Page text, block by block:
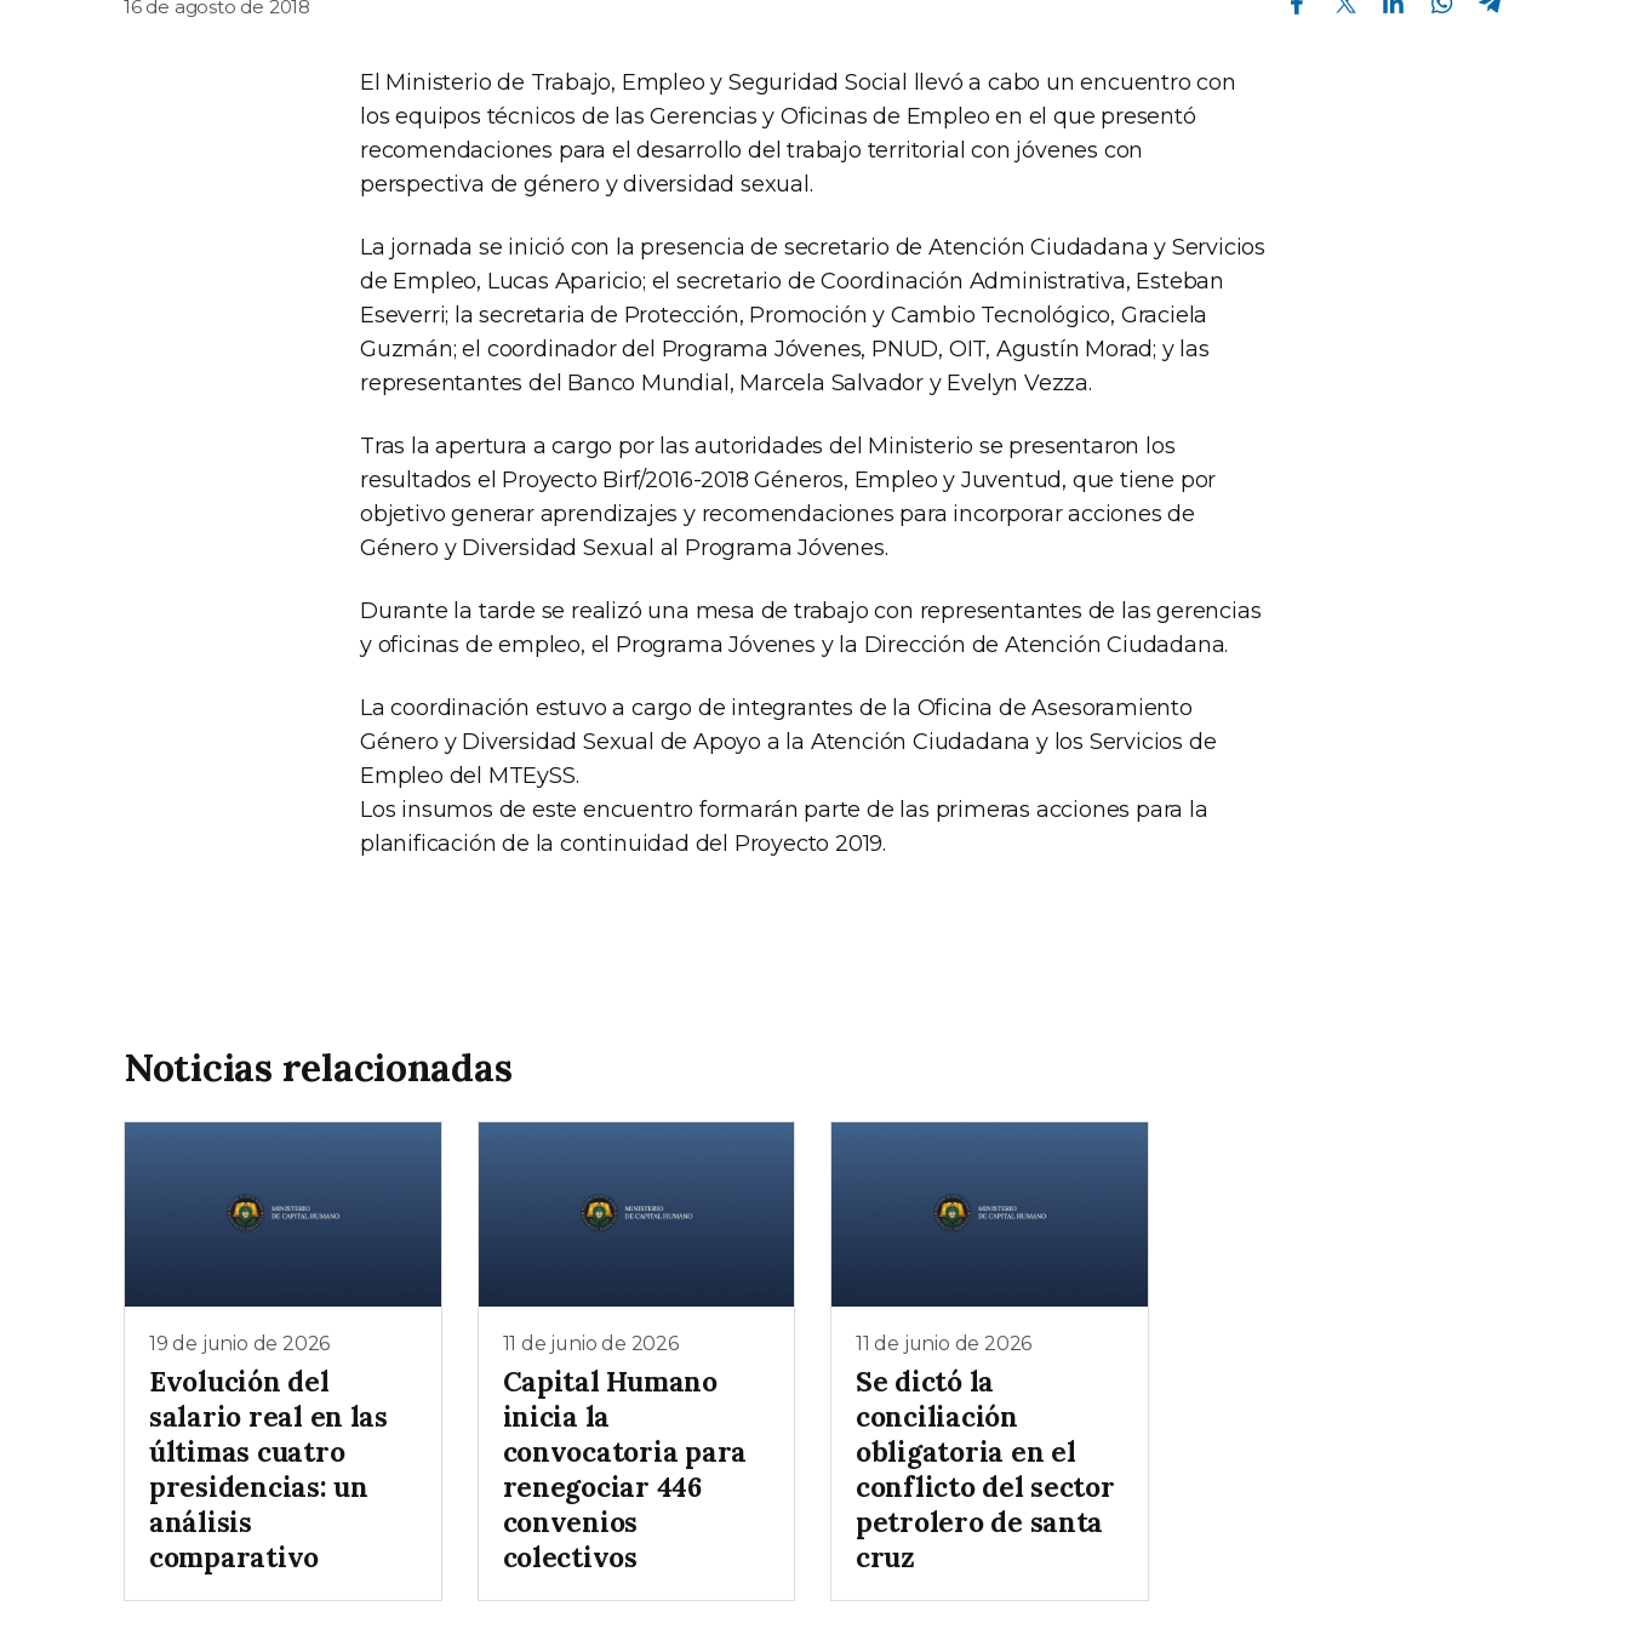
16 de agosto de 2018
El Ministerio de Trabajo, Empleo y Seguridad Social llevó a cabo un encuentro con
los equipos técnicos de las Gerencias y Oficinas de Empleo en el que presentó
recomendaciones para el desarrollo del trabajo territorial con jóvenes con
perspectiva de género y diversidad sexual.
La jornada se inició con la presencia de secretario de Atención Ciudadana y Servicios
de Empleo, Lucas Aparicio; el secretario de Coordinación Administrativa, Esteban
Eseverri; la secretaria de Protección, Promoción y Cambio Tecnológico, Graciela
Guzmán; el coordinador del Programa Jóvenes, PNUD, OIT, Agustín Morad; y las
representantes del Banco Mundial, Marcela Salvador y Evelyn Vezza.
Tras la apertura a cargo por las autoridades del Ministerio se presentaron los
resultados el Proyecto Birf/2016-2018 Géneros, Empleo y Juventud, que tiene por
objetivo generar aprendizajes y recomendaciones para incorporar acciones de
Género y Diversidad Sexual al Programa Jóvenes.
Durante la tarde se realizó una mesa de trabajo con representantes de las gerencias
y oficinas de empleo, el Programa Jóvenes y la Dirección de Atención Ciudadana.
La coordinación estuvo a cargo de integrantes de la Oficina de Asesoramiento
Género y Diversidad Sexual de Apoyo a la Atención Ciudadana y los Servicios de
Empleo del MTEySS.
Los insumos de este encuentro formarán parte de las primeras acciones para la
planificación de la continuidad del Proyecto 2019.
Noticias relacionadas
19 de junio de 2026
Evolución del
salario real en las
últimas cuatro
presidencias: un
análisis
comparativo
11 de junio de 2026
Capital Humano
inicia la
convocatoria para
renegociar 446
convenios
colectivos
11 de junio de 2026
Se dictó la
conciliación
obligatoria en el
conflicto del sector
petrolero de santa
cruz